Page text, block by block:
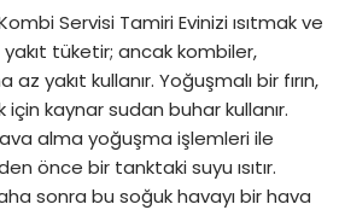
Servisi Tamiri Evinizi ısıtmak ve
tüketir; ancak kombiler,
yakıt kullanır. Yoğuşmalı bir fırın,
kaynar sudan buhar kullanır.
hava alma yoğuşma işlemleri ile
önce bir tanktaki suyu ısıtır.
sonra bu soğuk havayı bir hava